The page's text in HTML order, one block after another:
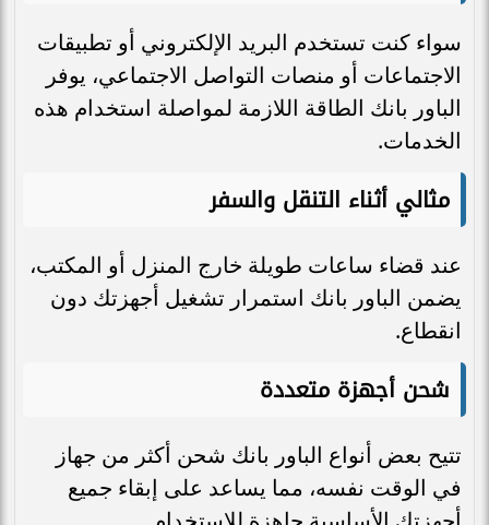
سواء كنت تستخدم البريد الإلكتروني أو تطبيقات
الاجتماعات أو منصات التواصل الاجتماعي، يوفر
الباور بانك الطاقة اللازمة لمواصلة استخدام هذه
الخدمات.
مثالي أثناء التنقل والسفر
عند قضاء ساعات طويلة خارج المنزل أو المكتب،
يضمن الباور بانك استمرار تشغيل أجهزتك دون
انقطاع.
شحن أجهزة متعددة
تتيح بعض أنواع الباور بانك شحن أكثر من جهاز
في الوقت نفسه، مما يساعد على إبقاء جميع